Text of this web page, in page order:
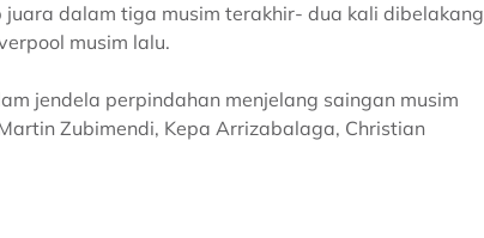
dalam tiga musim terakhir- dua kali dibelakang
musim lalu.
jendela perpindahan menjelang saingan musim
Zubimendi, Kepa Arrizabalaga, Christian